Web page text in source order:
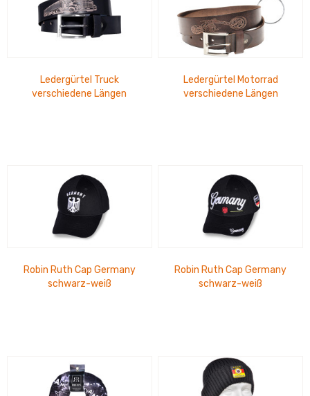
Ledergürtel Truck
verschiedene Längen
Ledergürtel Motorrad
verschiedene Längen
Robin Ruth Cap Germany
schwarz-weiß
Robin Ruth Cap Germany
schwarz-weiß